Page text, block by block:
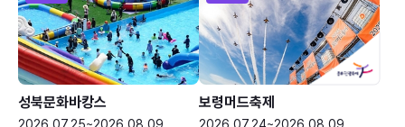
성북문화바캉스
2026.07.25~2026.08.09
보령머드축제
2026.07.24~2026.08.09